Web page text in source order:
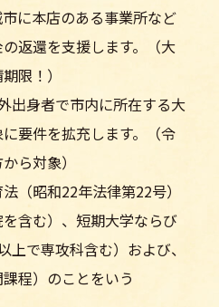
に本店のある事業所など
返還を支援します。（大
限！）
出身者で市内に所在する大
要件を拡充します。（令
ら対象）
（昭和22年法律第22号）
含む）、短期大学ならび
上で専攻科含む）および、
程）のことをいう